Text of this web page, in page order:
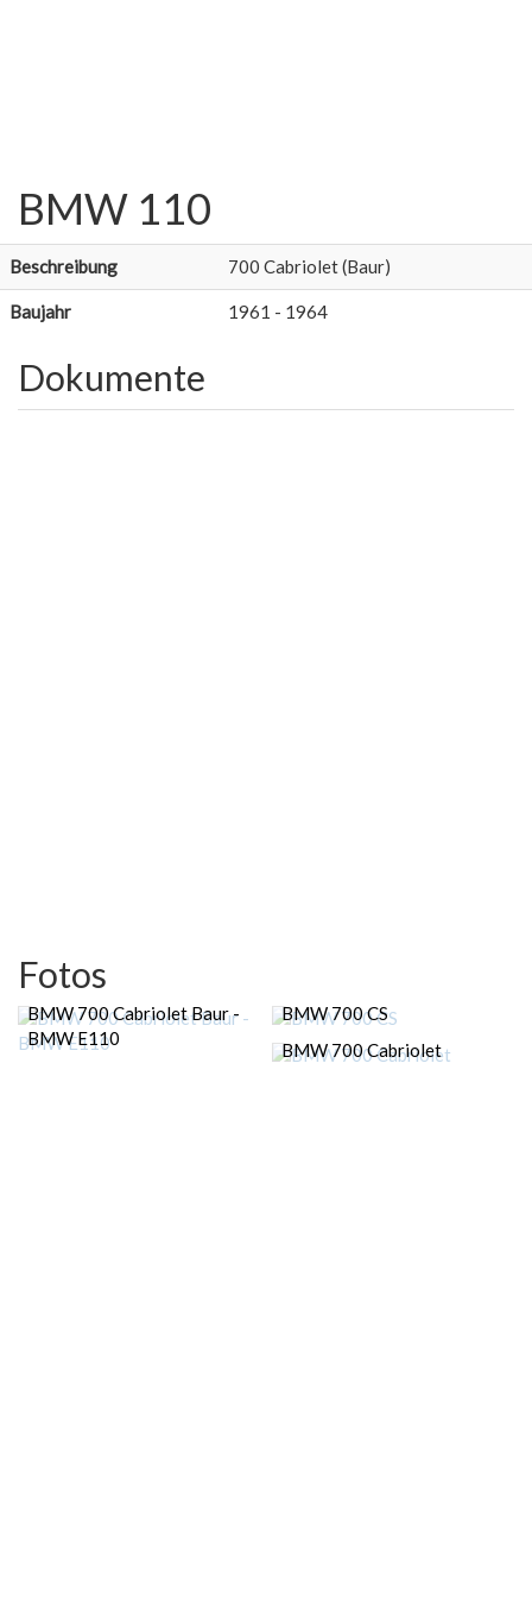
BMW 110
Beschreibung 700 Cabriolet (Baur)
Baujahr 1961 - 1964
Dokumente
Fotos
BMW 700 Cabriolet Baur -
BMW E110
BMW 700 CS
BMW 700 Cabriolet